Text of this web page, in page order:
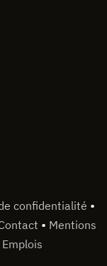
confidentialité •
• Mentions
Emplois